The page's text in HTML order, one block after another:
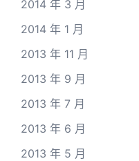
2014 年 3 月
2014 年 1 月
2013 年 11 月
2013 年 9 月
2013 年 7 月
2013 年 6 月
2013 年 5 月